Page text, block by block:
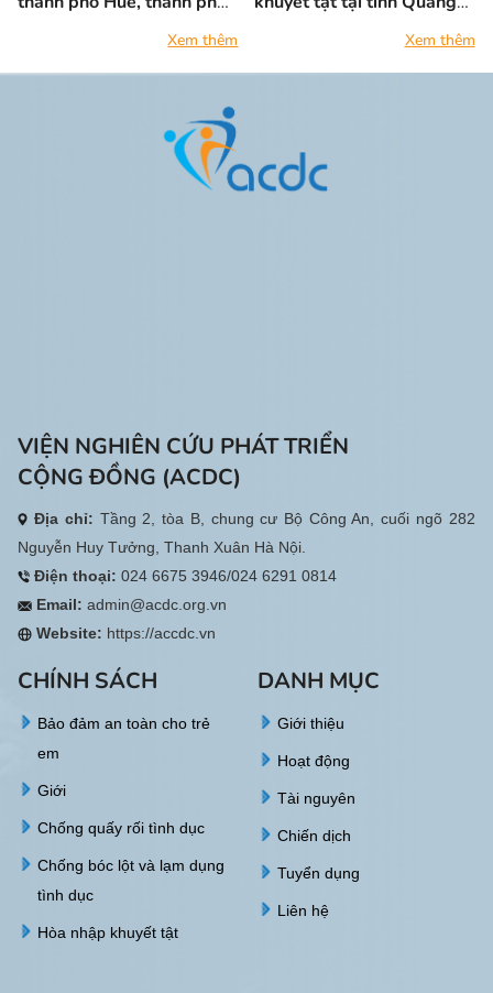
Xem thêm Xem thêm
VIỆN NGHIÊN CỨU PHÁT TRIỂN
CỘNG ĐỒNG (ACDC)
Địa chỉ: Tầng 2, tòa B, chung cư Bộ Công An, cuối ngõ 282
Nguyễn Huy Tưởng, Thanh Xuân Hà Nội.
Điện thoại: 024 6675 3946/024 6291 0814
Email: admin@acdc.org.vn
Website: https://accdc.vn
CHÍNH SÁCH
Bảo đảm an toàn cho trẻ
em
Giới
Chống quấy rối tình dục
Chống bóc lột và lạm dụng
tình dục
Hòa nhập khuyết tật
DANH MỤC
Giới thiệu
Hoạt động
Tài nguyên
Chiến dịch
Tuyển dụng
Liên hệ